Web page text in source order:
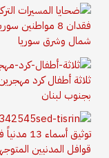
فقدان 8
شمال وشرق سوريا
ثلاثة أطفال كرد
بجنوب لبنان
توثيق
قوافل المدنيين